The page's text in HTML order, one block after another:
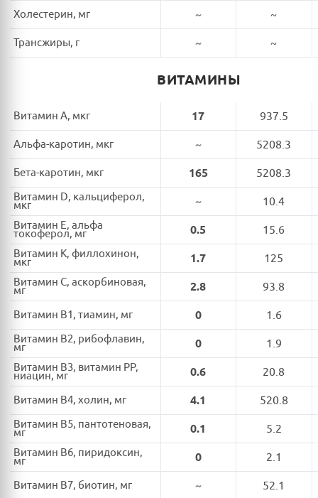
Холестерин, мг ~ ~
Трансжиры, г ~ ~
ВИТАМИНЫ
Витамин A, мкг 17 937.5
Альфа-каротин, мкг ~ 5208.3
Бета-каротин, мкг 165 5208.3
Витамин D, кальциферол,
мкг ~ 10.4
Витамин E, альфа
токоферол, мг 0.5 15.6
Витамин K, филлохинон,
мкг 1.7 125
Витамин C, аскорбиновая,
мг 2.8 93.8
Витамин B1, тиамин, мг 0 1.6
Витамин B2, рибофлавин,
мг 0 1.9
Витамин B3, витамин PP,
ниацин, мг 0.6 20.8
Витамин B4, холин, мг 4.1 520.8
Витамин B5, пантотеновая,
мг 0.1 5.2
Витамин B6, пиридоксин,
мг 0 2.1
Витамин B7, биотин, мг ~ 52.1